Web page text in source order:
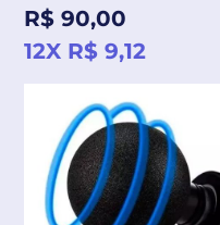
Preço
normal
R$ 90,00
12X R$ 9,12